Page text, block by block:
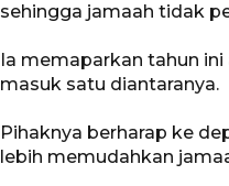
sehingga jamaah tidak
Ia memaparkan tahun
masuk satu diantaranya.
Pihaknya berharap ke
lebih memudahkan